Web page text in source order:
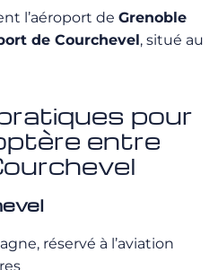
l’aéroport de Grenoble
de Courchevel, situé au
pour
entre
réservé à l’aviation